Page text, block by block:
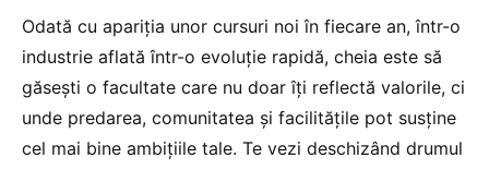
Odată cu apariția unor cursuri noi în fiecare an, într-o
industrie aflată într-o evoluție rapidă, cheia este să
găsești o facultate care nu doar îți reflectă valorile, ci
unde predarea, comunitatea și facilitățile pot susține
cel mai bine ambițiile tale. Te vezi deschizând drumul